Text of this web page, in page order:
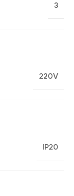
3
220V
IP20